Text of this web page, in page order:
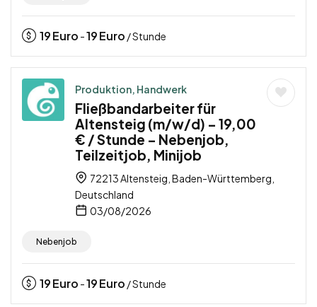
19Euro -19Euro / Stunde
Produktion, Handwerk
Fließbandarbeiter für
Altensteig (m/w/d) – 19,00
€ / Stunde – Nebenjob,
Teilzeitjob, Minijob
72213 Altensteig, Baden-Württemberg,
Deutschland
03/08/2026
Nebenjob
19Euro -19Euro / Stunde